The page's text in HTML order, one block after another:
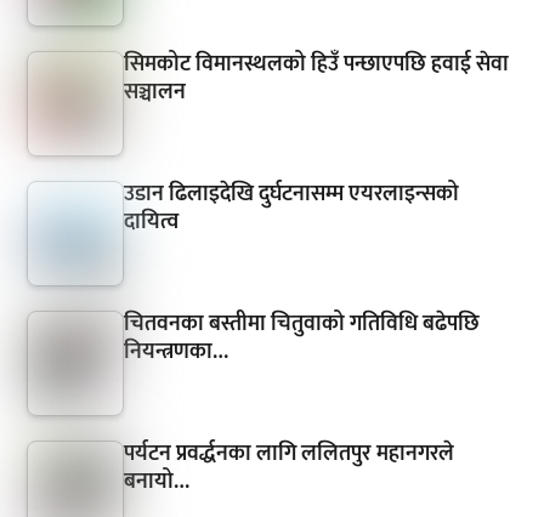
सिमकोट विमानस्थलको हिउँ पन्छाएपछि हवाई सेवा
सञ्चालन
उडान ढिलाइदेखि दुर्घटनासम्म एयरलाइन्सको
दायित्व
चितवनका बस्तीमा चितुवाको गतिविधि बढेपछि
नियन्त्रणका…
पर्यटन प्रवर्द्धनका लागि ललितपुर महानगरले
बनायो…